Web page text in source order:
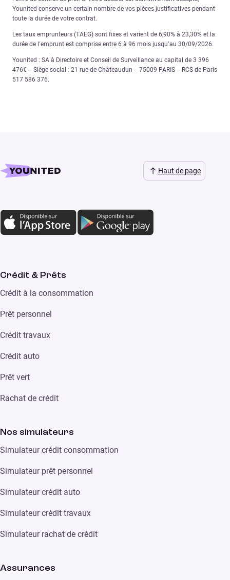
Younited conserve un certain nombre de vos pièces justificatives pendant
toute la durée de votre contrat.
Les taux emprunteurs (TAEG) sont fixes et varient de 6,90% à 23,30% et la
durée de l’emprunt est comprise entre 6 à 96 mois jusqu’au 30/09/2026.
Younited : SA à Directoire et Conseil de Surveillance au capital de 3 396
476€ – Siège social : 21 rue de Châteaudun – 75009 PARIS – RCS de Paris
517 586 376.
Haut de page
Crédit & Prêts
Crédit à la consommation
Prêt personnel
Crédit travaux
Crédit auto
Prêt vert
Rachat de crédit
Nos simulateurs
Simulateur crédit consommation
Simulateur prêt personnel
Simulateur crédit auto
Simulateur crédit travaux
Simulateur rachat de crédit
Assurances